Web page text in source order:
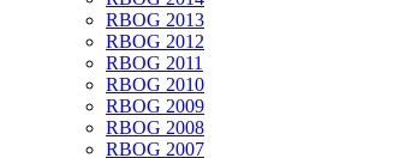
RBOG 2013
RBOG 2012
RBOG 2011
RBOG 2010
RBOG 2009
RBOG 2008
RBOG 2007